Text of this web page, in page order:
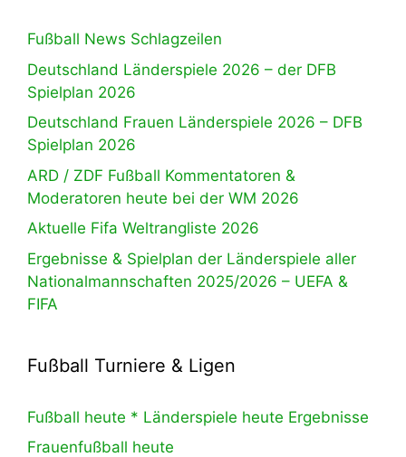
Fußball News Schlagzeilen
Deutschland Länderspiele 2026 – der DFB
Spielplan 2026
Deutschland Frauen Länderspiele 2026 – DFB
Spielplan 2026
ARD / ZDF Fußball Kommentatoren &
Moderatoren heute bei der WM 2026
Aktuelle Fifa Weltrangliste 2026
Ergebnisse & Spielplan der Länderspiele aller
Nationalmannschaften 2025/2026 – UEFA &
FIFA
Fußball Turniere & Ligen
Fußball heute * Länderspiele heute Ergebnisse
Frauenfußball heute